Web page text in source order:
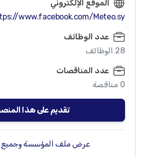
الموقع الإلكتروني
www.facebook.com/Meteo.sy
عدد الوظائف
28 الوظائف
عدد المناقصات
0 مناقصة
تقديم على هذا
عرض ملف المؤسسة وجميع